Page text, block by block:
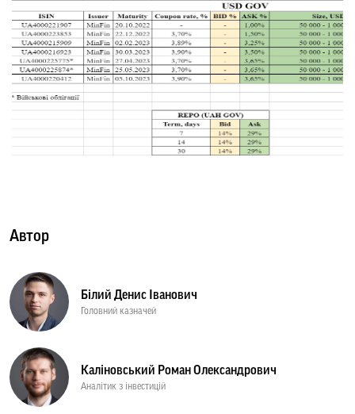
Автор
Білий Денис Іванович
Головний казначей
Каліновський Роман Олександрович
Аналітик з інвестицій